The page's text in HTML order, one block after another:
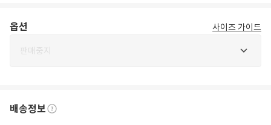
옵션 사이즈 가이드
판매중지
배송정보